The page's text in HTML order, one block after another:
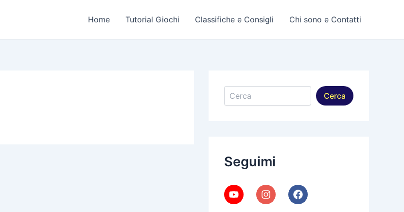
Home Tutorial Giochi Classifiche e Consigli Chi sono e Contatti
Cerca
Cerca
Seguimi